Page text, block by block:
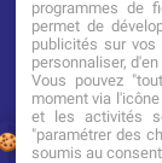
programmes de
permet de
publicités sur
personnaliser,
Vous pouvez
moment via
et les activités
"paramétrer des
soumis au